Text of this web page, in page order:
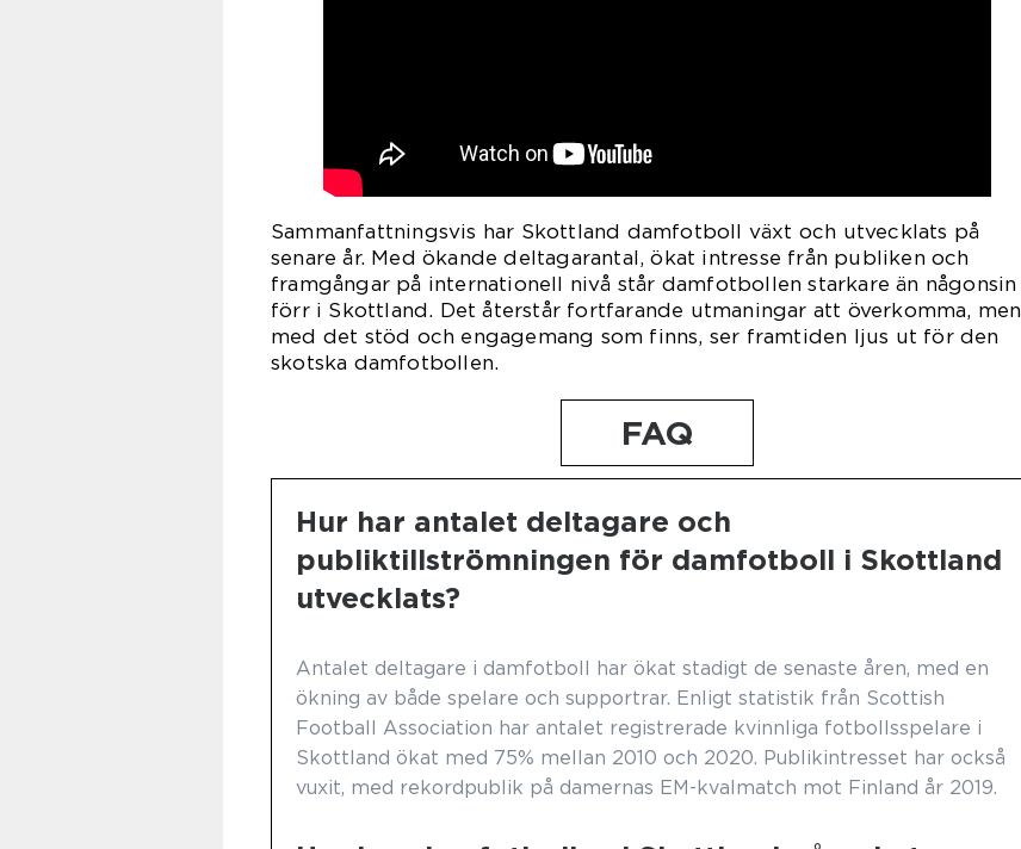
Sammanfattningsvis har Skottland damfotboll växt och utvecklats på
senare år. Med ökande deltagarantal, ökat intresse från publiken och
framgångar på internationell nivå står damfotbollen starkare än någonsin
förr i Skottland. Det återstår fortfarande utmaningar att överkomma, men
med det stöd och engagemang som finns, ser framtiden ljus ut för den
skotska damfotbollen.
FAQ
Hur har antalet deltagare och
publiktillströmningen för damfotboll i Skottland
utvecklats?
Antalet deltagare i damfotboll har ökat stadigt de senaste åren, med en
ökning av både spelare och supportrar. Enligt statistik från Scottish
Football Association har antalet registrerade kvinnliga fotbollsspelare i
Skottland ökat med 75% mellan 2010 och 2020. Publikintresset har också
vuxit, med rekordpublik på damernas EM-kvalmatch mot Finland år 2019.